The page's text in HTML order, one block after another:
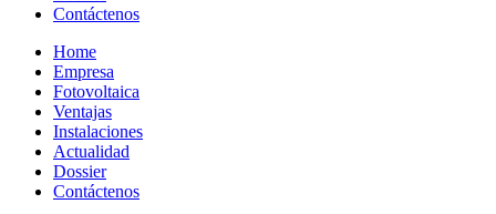
Contáctenos
Home
Empresa
Fotovoltaica
Ventajas
Instalaciones
Actualidad
Dossier
Contáctenos